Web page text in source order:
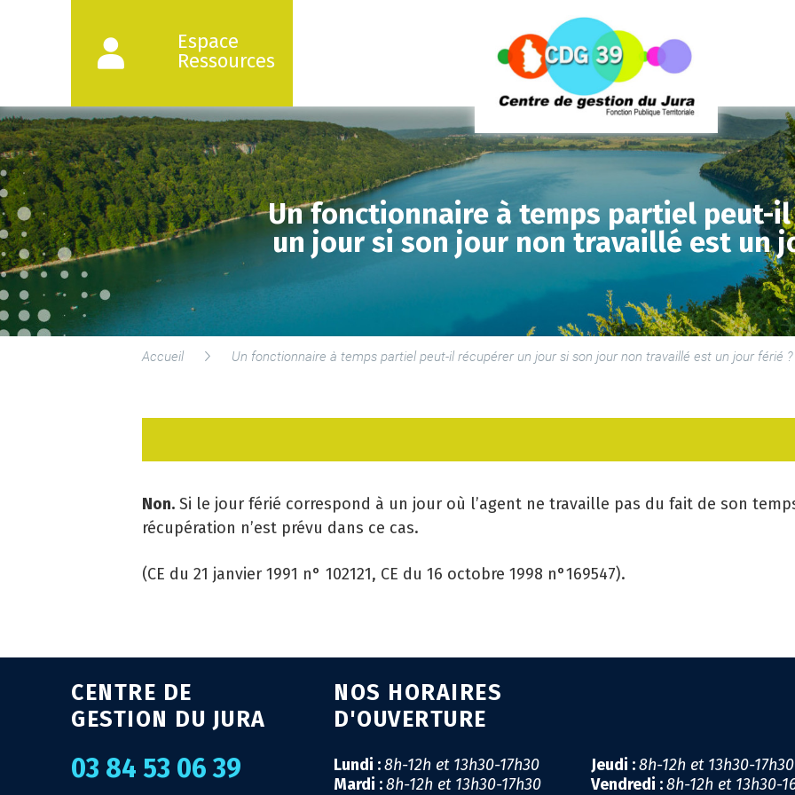
Espace
Ressources
Un fonctionnaire à temps partiel peut-
un jour si son jour non travaillé est un
Accueil Un fonctionnaire à temps partiel peut-il récupérer un jour si son jour non travaillé est un jour férié ?
Non. Si le jour férié correspond à un jour où l’agent ne travaille pas du fait de son
récupération n’est prévu dans ce cas.
(CE du 21 janvier 1991 n° 102121, CE du 16 octobre 1998 n°169547).
CENTRE DE
GESTION DU JURA
03 84 53 06 39
NOS HORAIRES
D'OUVERTURE
Lundi :8h-12h et 13h30-17h30
Mardi :8h-12h et 13h30-17h30
Jeudi :8h-12h et 13h30-17h30
Vendredi :8h-12h et 13h30-